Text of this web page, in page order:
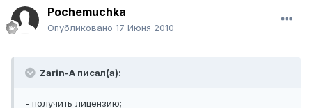
Pochemuchka
Опубликовано 17 Июня 2010
Zarin-A писал(а):
- получить лицензию;